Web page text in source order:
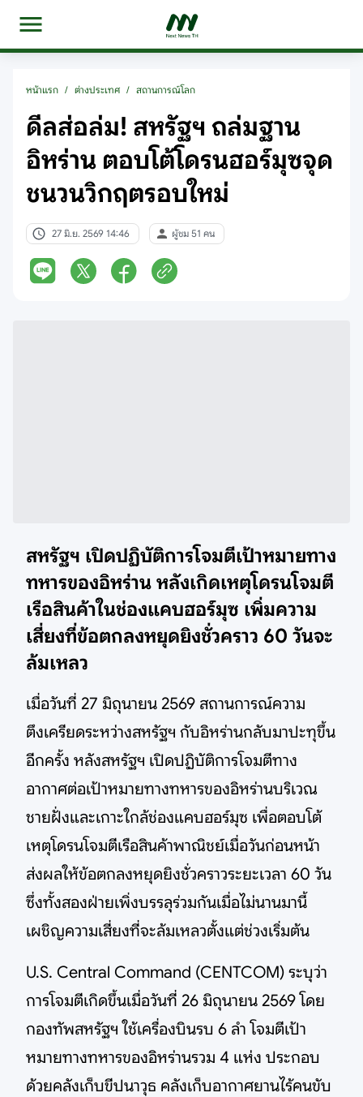
หน้าแรก / ต่างประเทศ / สถานการณ์โลก
ดีลส่อล่ม! สหรัฐฯ ถล่มฐาน
อิหร่าน ตอบโต้โดรนฮอร์มุซจุด
ชนวนวิกฤตรอบใหม่
27 มิ.ย. 2569 14:46 ผู้ชม 51 คน
สหรัฐฯ เปิดปฏิบัติการโจมตีเป้าหมายทาง
ทหารของอิหร่าน หลังเกิดเหตุโดรนโจมตี
เรือสินค้าในช่องแคบฮอร์มุซ เพิ่มความ
เสี่ยงที่ข้อตกลงหยุดยิงชั่วคราว 60 วันจะ
ล้มเหลว
เมื่อวันที่ 27 มิถุนายน 2569 สถานการณ์ความ
ตึงเครียดระหว่างสหรัฐฯ กับอิหร่านกลับมาปะทุขึ้น
อีกครั้ง หลังสหรัฐฯ เปิดปฏิบัติการโจมตีทาง
อากาศต่อเป้าหมายทางทหารของอิหร่านบริเวณ
ชายฝั่งและเกาะใกล้ช่องแคบฮอร์มุซ เพื่อตอบโต้
เหตุโดรนโจมตีเรือสินค้าพาณิชย์เมื่อวันก่อนหน้า
ส่งผลให้ข้อตกลงหยุดยิงชั่วคราวระยะเวลา 60 วัน
ซึ่งทั้งสองฝ่ายเพิ่งบรรลุร่วมกันเมื่อไม่นานมานี้
เผชิญความเสี่ยงที่จะล้มเหลวตั้งแต่ช่วงเริ่มต้น
U.S. Central Command (CENTCOM) ระบุว่า
การโจมตีเกิดขึ้นเมื่อวันที่ 26 มิถุนายน 2569 โดย
กองทัพสหรัฐฯ ใช้เครื่องบินรบ 6 ลำ โจมตีเป้า
หมายทางทหารของอิหร่านรวม 4 แห่ง ประกอบ
ด้วยคลังเก็บขีปนาวุธ คลังเก็บอากาศยานไร้คนขับ